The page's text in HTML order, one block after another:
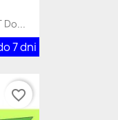
Do...
7 dni
favorite_border